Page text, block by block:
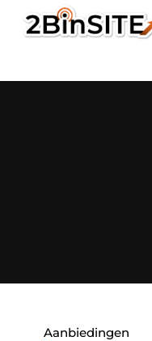
Aanbiedingen